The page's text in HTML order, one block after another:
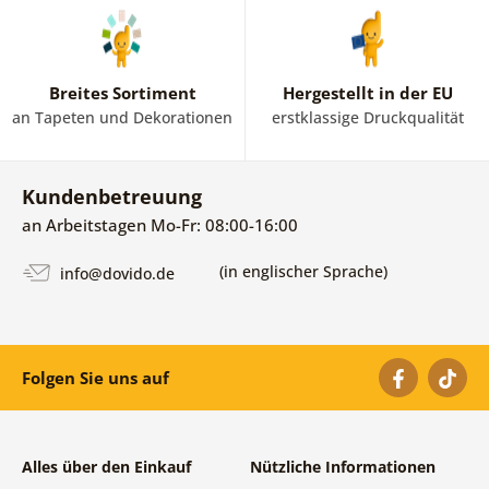
Breites Sortiment
an Tapeten und Dekorationen
Hergestellt in der EU
erstklassige Druckqualität
Kundenbetreuung
an Arbeitstagen Mo-Fr: 08:00-16:00
info@dovido.de (in englischer Sprache)
Folgen Sie uns auf
Alles über den Einkauf Nützliche Informationen